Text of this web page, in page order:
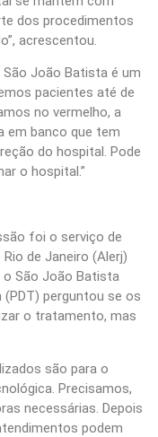
dos procedimentos
acrescentou.
João Batista é um
pacientes até de
no vermelho, a
em banco que tem
do hospital. Pode
o hospital.”
foi o serviço de
de Janeiro (Alerj)
o São João Batista
perguntou se os
o tratamento, mas
são para o
Precisamos,
necessárias. Depois
podem